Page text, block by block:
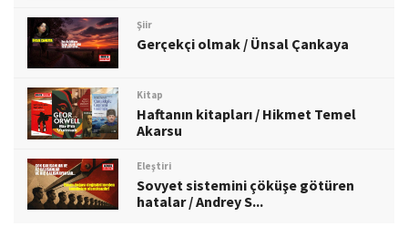
Şiir
Gerçekçi olmak / Ünsal Çankaya
Kitap
Haftanın kitapları / Hikmet Temel
Akarsu
Eleştiri
Sovyet sistemini çöküşe götüren
hatalar / Andrey S...